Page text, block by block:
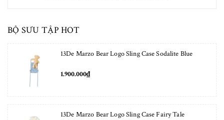
BỘ SƯU TẬP HOT
13De Marzo Bear Logo Sling Case Sodalite Blue
1.900.000₫
13De Marzo Bear Logo Sling Case Fairy Tale